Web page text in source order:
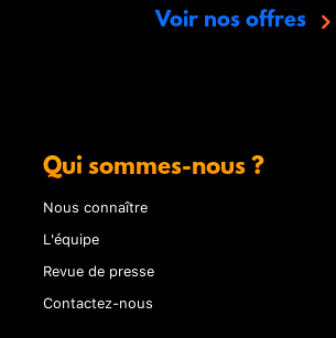
Voir nos offres
Qui sommes-nous ?
Nous connaître
L'équipe
Revue de presse
Contactez-nous